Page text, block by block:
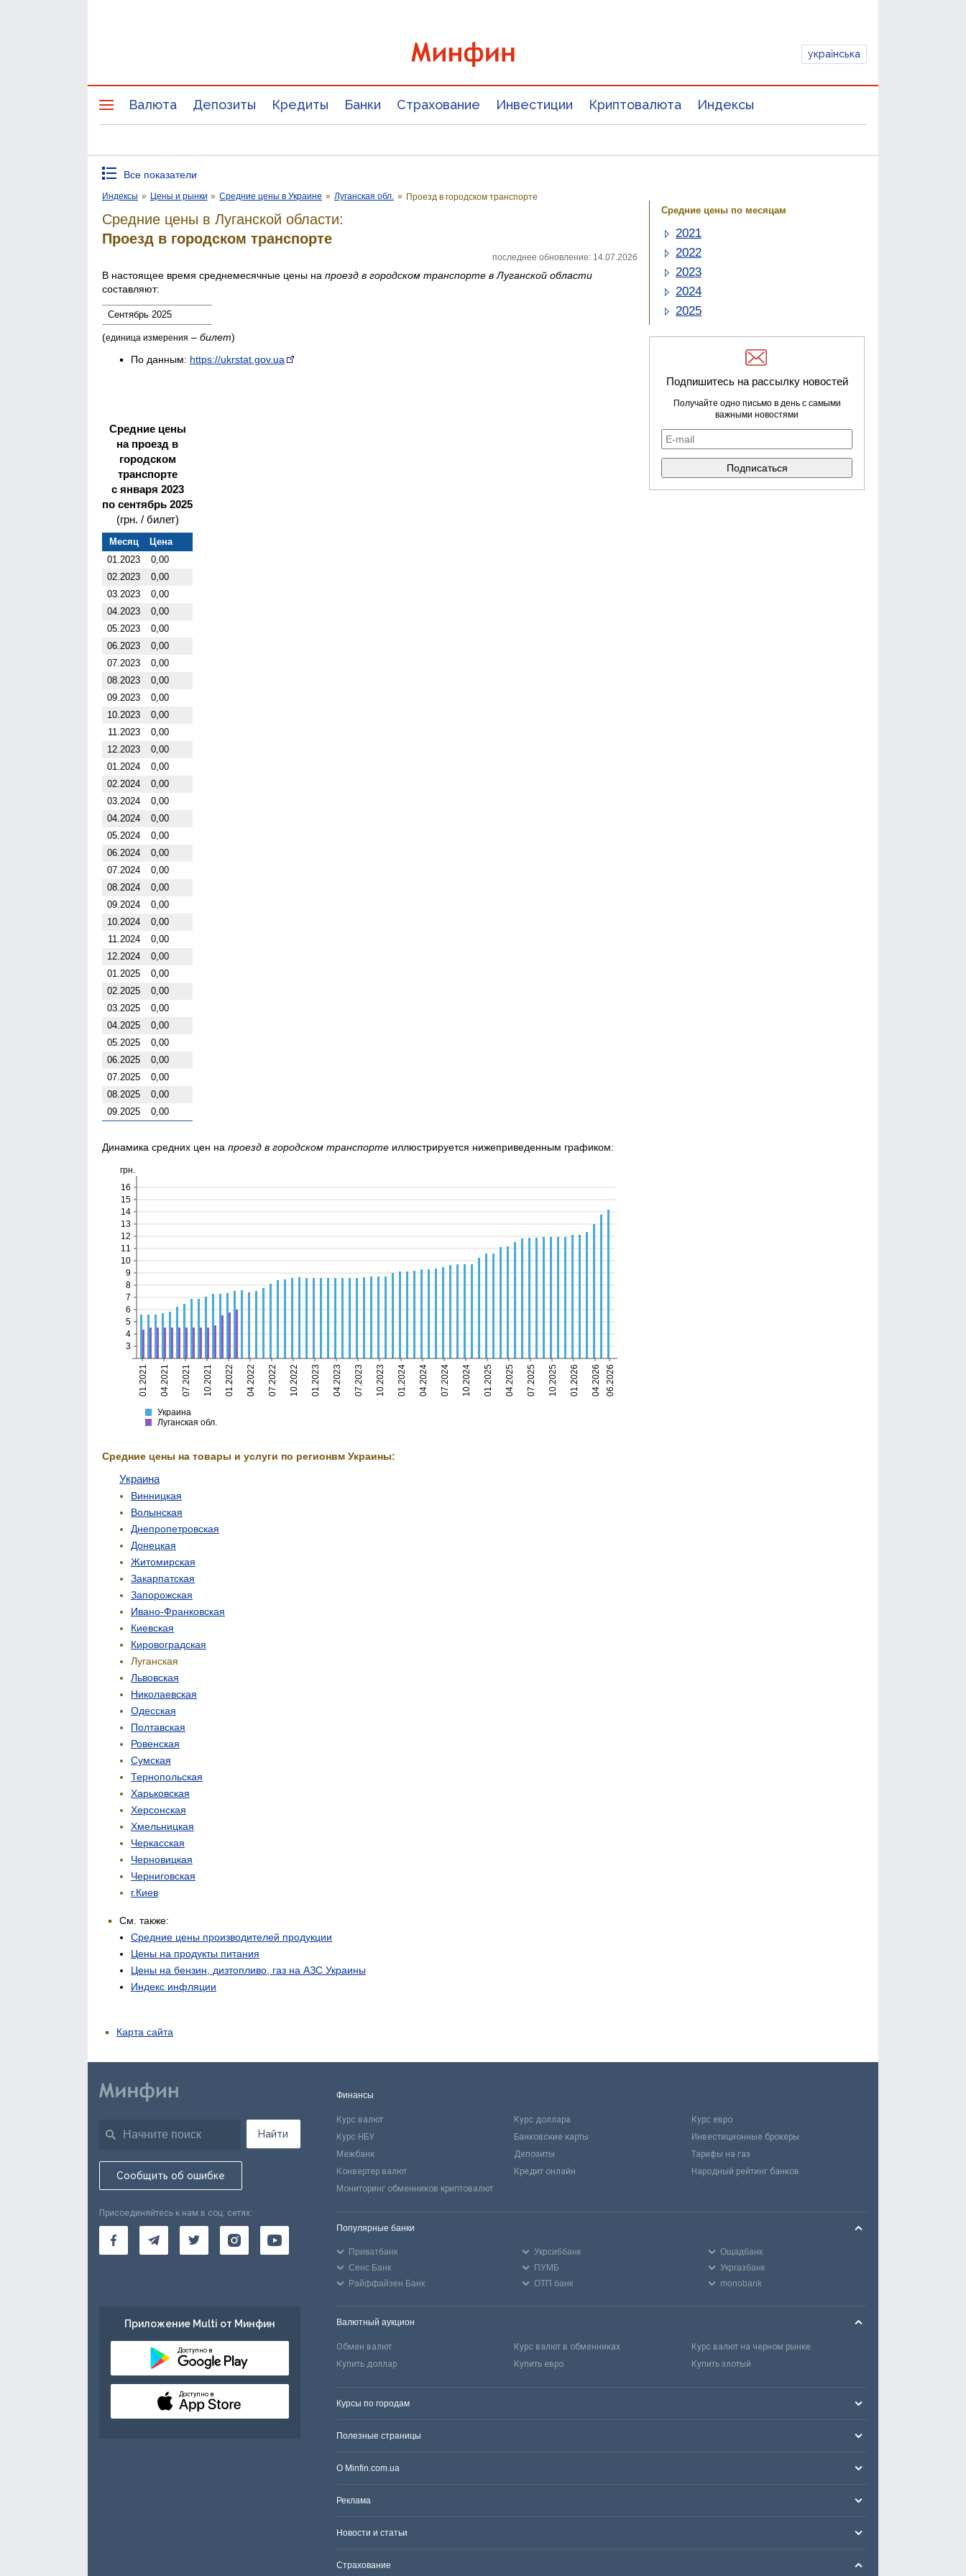
українська
Валюта Депозиты Кредиты Банки Страхование Инвестиции Криптовалюта Индексы
Все показатели
Индексы » Цены и рынки » Средние цены в Украине » Луганская обл. » Проезд в городском транспорте
Средние цены в Луганской области:
Проезд в городском транспорте
последнее обновление: 14.07.2026
В настоящее время среднемесячные цены на проезд в городском транспорте в Луганской области
составляют:
Сентябрь 2025
(единица измерения – билет)
По данным: https://ukrstat.gov.ua
Средние цены
на проезд в
городском
транспорте
с января 2023
по сентябрь 2025
(грн. / билет)
Месяц
Цена
01.2023
0,00
02.2023
0,00
03.2023
0,00
04.2023
0,00
05.2023
0,00
06.2023
0,00
07.2023
0,00
08.2023
0,00
09.2023
0,00
10.2023
0,00
11.2023
0,00
12.2023
0,00
01.2024
0,00
02.2024
0,00
03.2024
0,00
04.2024
0,00
05.2024
0,00
06.2024
0,00
07.2024
0,00
08.2024
0,00
09.2024
0,00
10.2024
0,00
11.2024
0,00
12.2024
0,00
01.2025
0,00
02.2025
0,00
03.2025
0,00
04.2025
0,00
05.2025
0,00
06.2025
0,00
07.2025
0,00
08.2025
0,00
09.2025
0,00
Динамика средних цен на проезд в городском транспорте иллюстрируется нижеприведенным графиком:
Украина
Луганская
01.2021 04.2021 07.2021 10.2021 01.2022 04.2022 07.2022 10.2022 01.2023 04.2023 07.2023 10.2023 01.2024 04.2024 07.2024 10.2024 01.2025 04.2025 07.2025 10.2025 01.2026 04.2026 06.2026
3
4
5
6
7
8
9
10
11
12
13
14
15
16
грн.
Украина
Луганская обл.
Средние цены на товары и услуги по регионвм Украины:
Украина
Винницкая
Волынская
Днепропетровская
Донецкая
Житомирская
Закарпатская
Запорожская
Ивано-Франковская
Киевская
Кировоградская
Луганская
Львовская
Николаевская
Одесская
Полтавская
Ровенская
Сумская
Тернопольская
Харьковская
Херсонская
Хмельницкая
Черкасская
Черновицкая
Черниговская
г.Киев
См. также:
Средние цены производителей продукции
Цены на продукты питания
Цены на бензин, дизтопливо, газ на АЗС Украины
Индекс инфляции
Средние цены по месяцам
2021
2022
2023
2024
2025
Подпишитесь на рассылку новостей
Получайте одно письмо в день с самыми
важными новостями
Карта сайта
Найти
Сообщить об ошибке
Присоединяйтесь к нам в соц. сетях:
Приложение Multi от Минфин
Доступно в
Доступно в
Финансы
Курс валют Курс доллара
Курс евро
Курс НБУ
Банковские карты
Инвестиционные брокеры
Межбанк
Депозиты
Тарифы на газ
Конвертер валют
Кредит онлайн
Народный рейтинг банков
Мониторинг обменников криптовалют
Популярные банки
Приватбанк Укрсиббанк
Ощадбанк
Сенс Банк
ПУМБ
Укргазбанк
Райффайзен Банк
ОТП банк monobank
Валютный аукцион
Обмен валют Курс валют в обменниках
Курс валют на черном рынке
Купить доллар
Купить евро Купить злотый
Курсы по городам
Полезные страницы
О Minfin.com.ua
Реклама
Новости и статьи
Страхование